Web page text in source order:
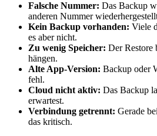
Falsche Nummer: Das Backup
anderen Nummer
Kein Backup vorhanden: Viele
es aber nicht.
Zu wenig Speicher: Der Restore
hängen.
Alte App-Version: Backup oder
fehl.
Cloud nicht aktiv: Das Backup
erwartest.
Verbindung getrennt: Gerade
das kritisch.